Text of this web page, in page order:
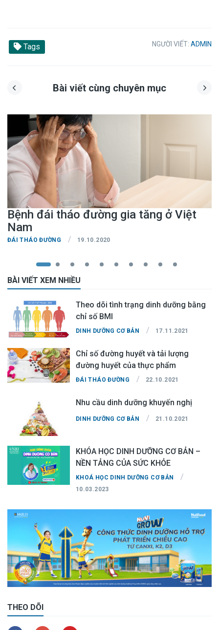
Tags NGƯỜI VIẾT: ADMIN
Bài viết cùng chuyên mục
Bệnh đái tháo đường gia tăng ở Việt
Nam
ĐÁI THÁO ĐƯỜNG / 19.10.2020
BÀI VIẾT XEM NHIỀU
Theo dõi tình trạng dinh dưỡng bằng
chỉ số BMI
DINH DƯỠNG CƠ BẢN / 17.11.2021
Chỉ số đường huyết và tải lượng
đường huyết của thực phẩm
ĐÁI THÁO ĐƯỜNG / 22.10.2021
Nhu cầu dinh dưỡng khuyến nghị
DINH DƯỠNG CƠ BẢN / 21.10.2021
KHÓA HỌC DINH DƯỠNG CƠ BẢN –
NỀN TẢNG CỦA SỨC KHỎE
KHOÁ HỌC DINH DƯỠNG CƠ BẢN /
10.03.2023
THEO DÕI